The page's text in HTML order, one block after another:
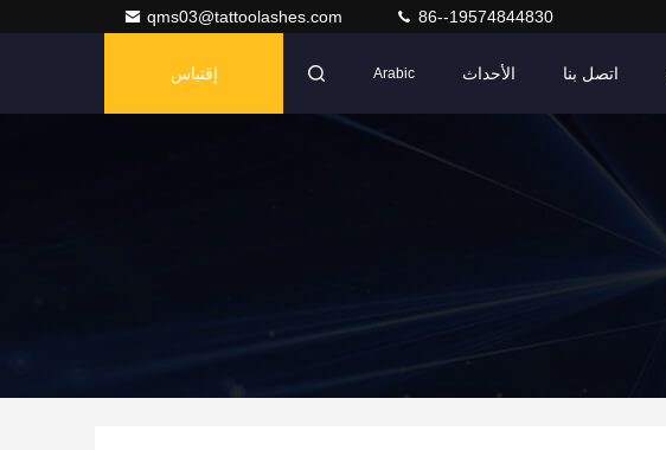
qms03@tattoolashes.com 86--19574844830
اتصل بنا الأحداث Arabic إقتباس